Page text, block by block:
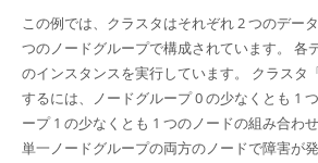
この例では、クラスタはそれぞれ 2 つのデー
つのノードグループで構成されています。 各
のインスタンスを実行しています。 クラスタ
するには、ノードグループ 0 の少なくとも 1
ープ 1 の少なくとも 1 つのノードの組み合わ
単一ノードグループの両方のノードで障害が